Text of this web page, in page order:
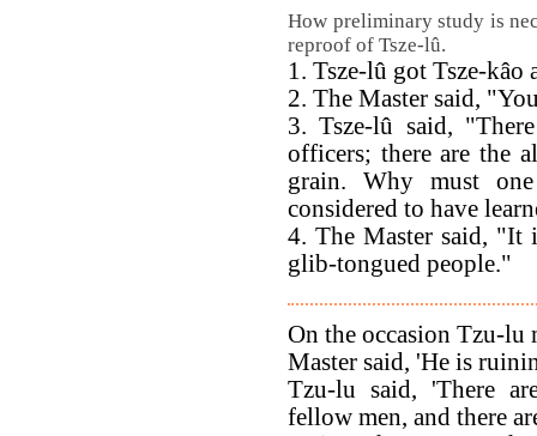
How preliminary study is
reproof of Tsze-lû.
1. Tsze-lû got Tsze-
2. The Master said,
3. Tsze-lû said,
officers; there are the
grain. Why must
considered to have
4. The Master said, "It
glib-tongued people."
On the occasion Tzu-lu
Master said, 'He is
Tzu-lu said, 'There
fellow men, and there